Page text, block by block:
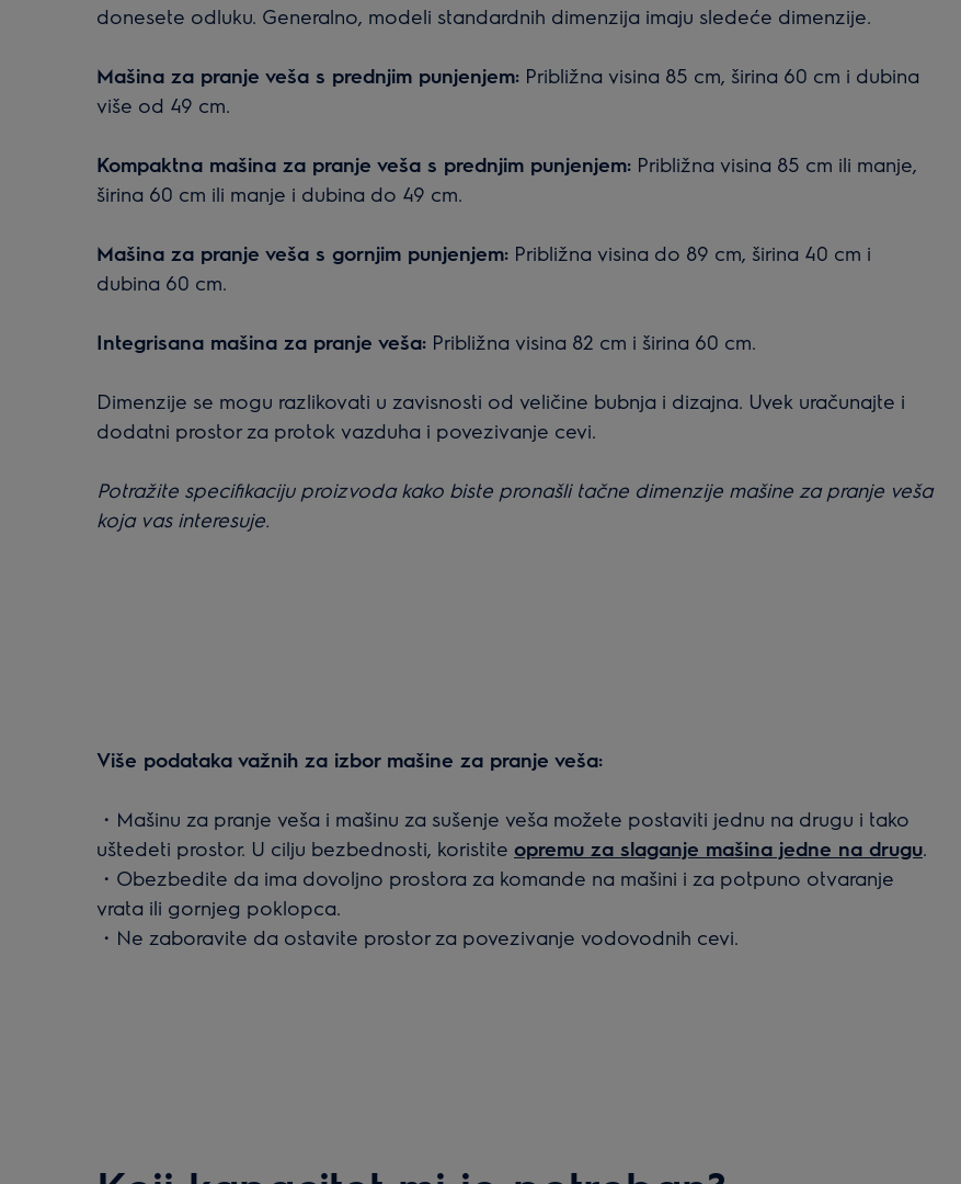
donesete odluku. Generalno, modeli standardnih dimenzija imaju sledeće dimenzije.
Mašina za pranje veša s prednjim punjenjem: Približna visina 85 cm, širina 60 cm i dubina
više od 49 cm.
Kompaktna mašina za pranje veša s prednjim punjenjem: Približna visina 85 cm ili manje,
širina 60 cm ili manje i dubina do 49 cm.
Mašina za pranje veša s gornjim punjenjem: Približna visina do 89 cm, širina 40 cm i
dubina 60 cm.
Integrisana mašina za pranje veša: Približna visina 82 cm i širina 60 cm.
Dimenzije se mogu razlikovati u zavisnosti od veličine bubnja i dizajna. Uvek uračunajte i
dodatni prostor za protok vazduha i povezivanje cevi.
Potražite specifikaciju proizvoda kako biste pronašli tačne dimenzije mašine za pranje veša
koja vas interesuje.
Više podataka važnih za izbor mašine za pranje veša:
・Mašinu za pranje veša i mašinu za sušenje veša možete postaviti jednu na drugu i tako
uštedeti prostor. U cilju bezbednosti, koristite opremu za slaganje mašina jedne na drugu.
・Obezbedite da ima dovoljno prostora za komande na mašini i za potpuno otvaranje
vrata ili gornjeg poklopca.
・Ne zaboravite da ostavite prostor za povezivanje vodovodnih cevi.